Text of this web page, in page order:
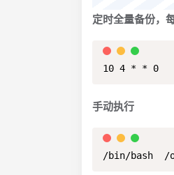
定时全量备份，
10 4 * * 0   /
手动执行
/bin/bash  /